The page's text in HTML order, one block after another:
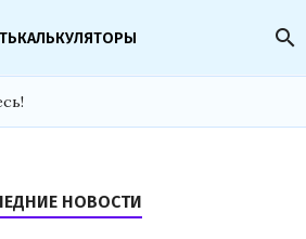
КАЛЬКУЛЯТОРЫ search
НОВОСТИ